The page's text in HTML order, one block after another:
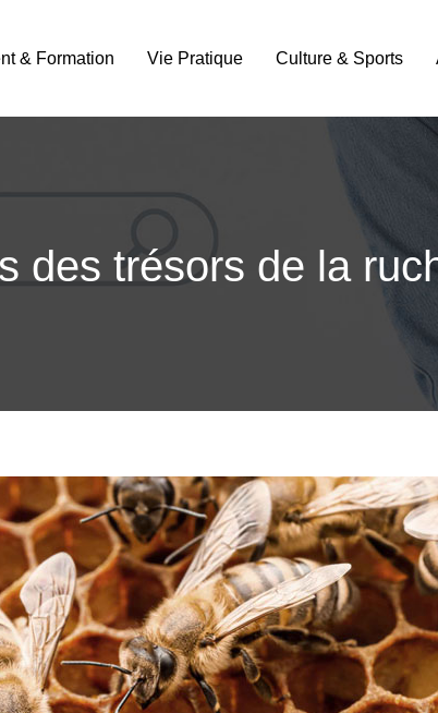
& Formation Vie Pratique Culture & Sports
des trésors de la